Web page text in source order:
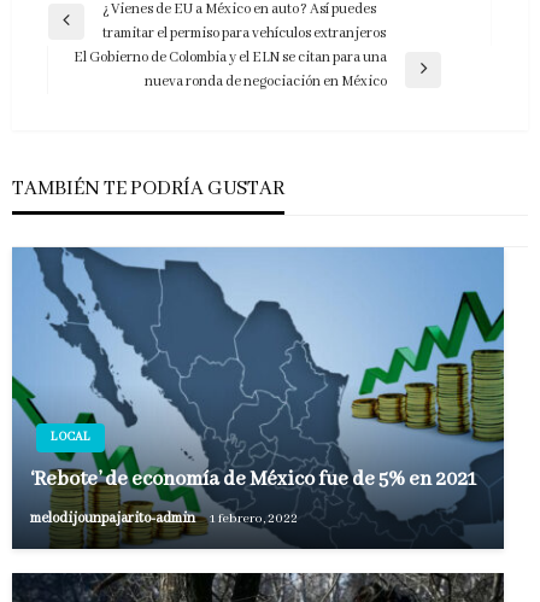
Navegación
Entrada
anterior
¿Vienes de EU a México en auto? Así puedes
tramitar el permiso para vehículos extranjeros
El Gobierno de Colombia y el ELN se citan para una
nueva ronda de negociación en México
TAMBIÉN TE PODRÍA GUSTAR
LOCAL
‘Rebote’ de economía de México fue de 5% en 2021
melodijounpajarito-admin 1 febrero, 2022